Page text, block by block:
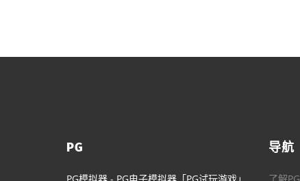
PG 导航